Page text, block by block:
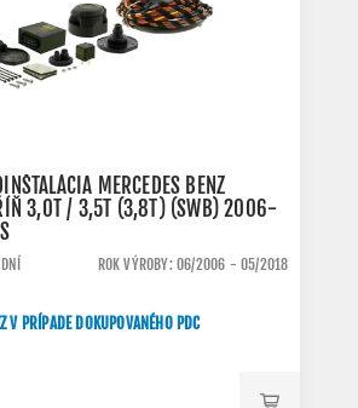
MERCEDES BENZ
3,0T / 3,5T (3,8T) (SWB) 2006-
ROK VÝROBY: 06/2006 - 05/2018
V PRÍPADE DOKUPOVANÉHO PDC